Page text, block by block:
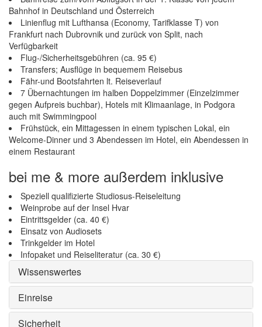
Bahnhof in Deutschland und Österreich
Linienflug mit Lufthansa (Economy, Tarifklasse T) von
Frankfurt nach Dubrovnik und zurück von Split, nach
Verfügbarkeit
Flug-/Sicherheitsgebühren (ca. 95 €)
Transfers; Ausflüge in bequemem Reisebus
Fähr-und Bootsfahrten lt. Reiseverlauf
7 Übernachtungen im halben Doppelzimmer (Einzelzimmer
gegen Aufpreis buchbar), Hotels mit Klimaanlage, in Podgora
auch mit Swimmingpool
Frühstück, ein Mittagessen in einem typischen Lokal, ein
Welcome-Dinner und 3 Abendessen im Hotel, ein Abendessen in
einem Restaurant
bei me & more außerdem inklusive
Speziell qualifizierte Studiosus-Reiseleitung
Weinprobe auf der Insel Hvar
Eintrittsgelder (ca. 40 €)
Einsatz von Audiosets
Trinkgelder im Hotel
Infopaket und Reiseliteratur (ca. 30 €)
Wissenswertes
Einreise
Sicherheit